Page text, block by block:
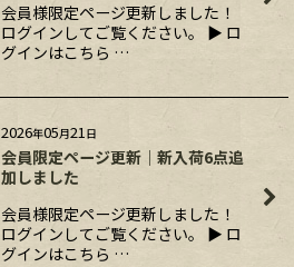
会員様限定ページ更新しました！
ログインしてご覧ください。 ▶ ロ
グインはこちら …
2026年05月21日
会員限定ページ更新｜新入荷6点追
加しました
会員様限定ページ更新しました！
ログインしてご覧ください。 ▶ ロ
グインはこちら …